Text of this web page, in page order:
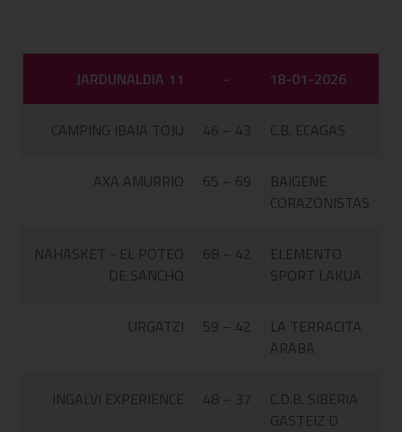
JARDUNALDIA 11 - 18-01-2026
CAMPING IBAIA TOJU 46 – 43 C.B. ECAGAS
AXA AMURRIO 65 – 69
BAIGENE
CORAZONISTAS
NAHASKET - EL POTEO
DE SANCHO
68 – 42
ELEMENTO
SPORT LAKUA
URGATZI 59 – 42
LA TERRACITA
ARABA
INGALVI EXPERIENCE 48 – 37
C.D.B. SIBERIA
GASTEIZ D